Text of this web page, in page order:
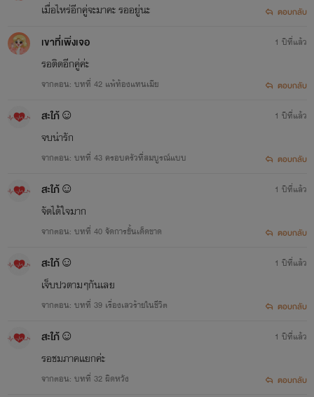
เมื่อไหร่อีกคู่จะมาคะ รออยู่นะ
ตอบกลับ
เขาที่เพิ่งเจอ
รอติดอีกคู่ค่ะ
จากตอน: บทที่ 42 แพ้ท้องแทนเมีย
1 ปีที่แล้ว
ตอบกลับ
สะใภ้☺
จบน่ารัก
จากตอน: บทที่ 43 ครอบครัวที่สมบูรณ์แบบ
1 ปีที่แล้ว
ตอบกลับ
สะใภ้☺
จัดได้ใจมาก
จากตอน: บทที่ 40 จัดการขั้นเด็ดขาด
1 ปีที่แล้ว
ตอบกลับ
สะใภ้☺
เจ็บปวตามๆกันเลย
จากตอน: บทที่ 39 เรื่องเลวร้ายในชีวิต
1 ปีที่แล้ว
ตอบกลับ
สะใภ้☺
รอชมภาคแยกค่ะ
จากตอน: บทที่ 32 ผิดหวัง
1 ปีที่แล้ว
ตอบกลับ